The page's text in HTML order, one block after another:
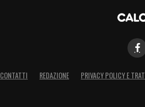
CONTATTI REDAZIONE PRIVACY POLICY E